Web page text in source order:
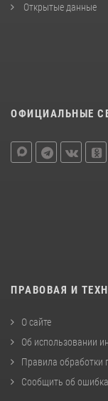
Открытые данные
ОФИЦИАЛЬНЫЕ
ПРАВОВАЯ И
О сайте
Об использовании
Правила обработки
Сообщить об